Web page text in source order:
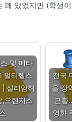
꽤 있었지만 (학생
및 메타
멀티헬스
| 실리암허
,오렌지스
전국
을 장
근황
영화